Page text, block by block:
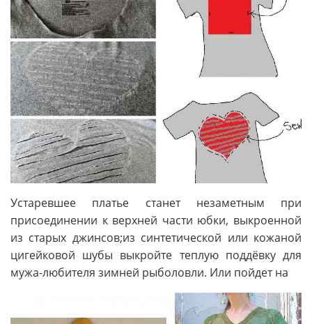
Устаревшее платье станет незаметным при
присоединении к верхней части юбки, выкроенной
из старых джинсов;из синтетической или кожаной
цигейковой шубы выкройте теплую поддёвку для
мужа-любителя зимней рыболовли. Или пойдет на